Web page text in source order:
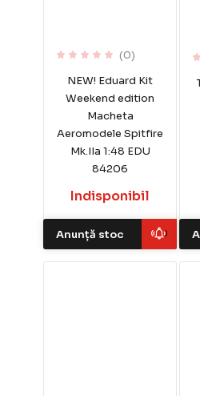
(0)
NEW! Eduard Kit
Weekend edition
Macheta
Aeromodele Spitfire
Mk.IIa 1:48 EDU
84206
Indisponibil
Anunță stoc